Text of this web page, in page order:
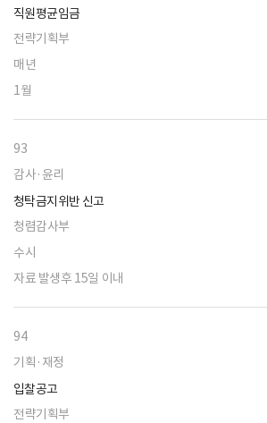
직원평균임금
전략기획부
매년
1월
93
감사·윤리
청탁금지위반 신고
청렴감사부
수시
자료 발생후 15일 이내
94
기획·재정
입찰공고
전략기획부